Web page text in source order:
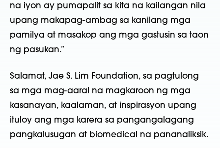
na iyon ay pumapalit sa kita na kailangan nila
upang makapag-ambag sa kanilang mga
pamilya at masakop ang mga gastusin sa taon
ng pasukan.”
Salamat, Jae S. Lim Foundation, sa pagtulong
sa mga mag-aaral na magkaroon ng mga
kasanayan, kaalaman, at inspirasyon upang
ituloy ang mga karera sa pangangalagang
pangkalusugan at biomedical na pananaliksik.